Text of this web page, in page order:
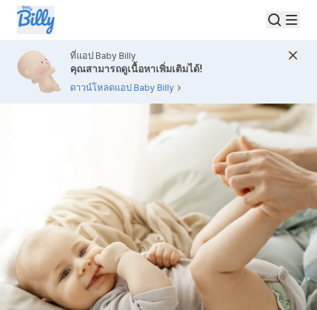
ที่แอป Baby Billy
คุณสามารถดูเนื้อหาเพิ่มเติมได้!
ดาวน์โหลดแอป Baby Billy